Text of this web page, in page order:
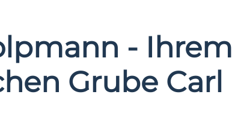
- Ihrem
Grube Carl